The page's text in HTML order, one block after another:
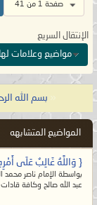
صفحة 1 من 41
الإنتقال السريع
مواضيع وعلامات
« بسم الله
المواضيع المتشابهه
{ وَاللَّهُ غَالِبٌ عَلَى
بواسطة الإمام ناصر محمد
عبد الله صالح وكافة